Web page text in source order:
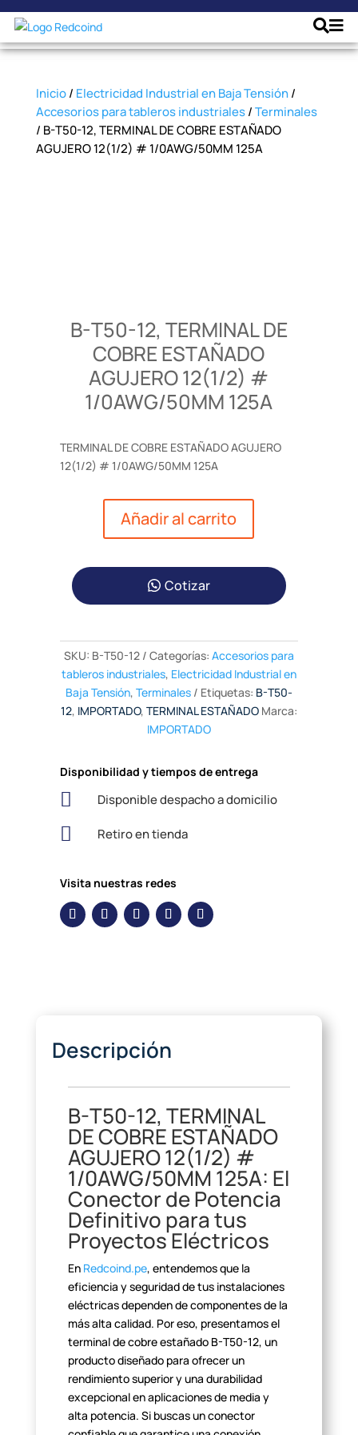
Inicio/ Electricidad Industrial en Baja Tensión/
Accesorios para tableros industriales/Terminales
/ B-T50-12, TERMINAL DE COBRE ESTAÑADO
AGUJERO 12(1/2) # 1/0AWG/50MM 125A
B-T50-12, TERMINAL DE
COBRE ESTAÑADO
AGUJERO 12(1/2) #
1/0AWG/50MM 125A
TERMINAL DE COBRE ESTAÑADO AGUJERO
12(1/2) # 1/0AWG/50MM 125A
Añadir al carrito
Cotizar
SKU: B-T50-12 Categorías: Accesorios para
tableros industriales, Electricidad Industrial en
Baja Tensión, Terminales Etiquetas: B-T50-
12, IMPORTADO, TERMINAL ESTAÑADO Marca:
IMPORTADO
Disponibilidad y tiempos de entrega
 Disponible despacho a domicilio
 Retiro en tienda
Visita nuestras redes
Descripción
B-T50-12, TERMINAL
DE COBREESTAÑADO
AGUJERO 12(1/2) #
1/0AWG/50MM 125A: El
Conector de Potencia
Definitivo para tus
Proyectos Eléctricos
En Redcoind.pe, entendemos que la
eficiencia y seguridad de tus instalaciones
eléctricas dependen decomponentes de la
más alta calidad. Por eso, presentamos el
terminal de cobreestañado B-T50-12, un
producto diseñado para ofrecer un
rendimiento superiory una durabilidad
excepcional en aplicaciones de media y
alta potencia. Sibuscas un conector